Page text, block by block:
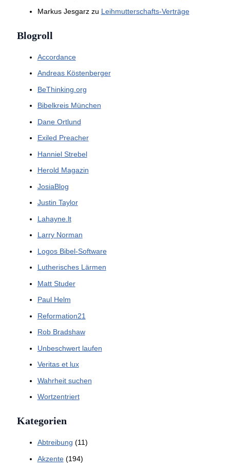
Markus Jesgarzzu Leihmutterschafts-Verträge
Blogroll
Accordance
Andreas Köstenberger
BeThinking.org
Bibelkreis München
Dane Ortlund
Exiled Preacher
Hanniel Strebel
Herold Magazin
JosiaBlog
Justin Taylor
Lahayne.lt
Larry Norman
Logos Bibel-Software
Lutherisches Lärmen
Matt Studer
Paul Helm
Reformation21
Rob Bradshaw
Unbeschwert laufen
Veritas et lux
Wahrheit suchen
Wortzentriert
Kategorien
Abtreibung (11)
Akzente(194)